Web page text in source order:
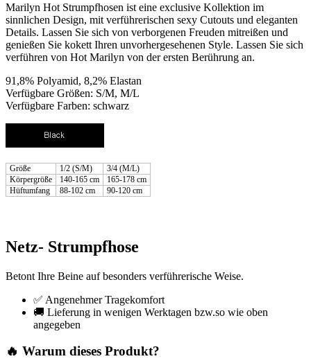
Marilyn Hot Strumpfhosen ist eine exclusive Kollektion im
sinnlichen Design, mit verführerischen sexy Cutouts und eleganten
Details. Lassen Sie sich von verborgenen Freuden mitreißen und
genießen Sie kokett Ihren unvorhergesehenen Style. Lassen Sie sich
verführen von Hot Marilyn von der ersten Berührung an.
91,8% Polyamid, 8,2% Elastan
Verfügbare Größen: S/M, M/L
Verfügbare Farben: schwarz
Größe 1/2 (S/M)
3/4 (M/L)
Körpergröße
140-165 cm
165-178 cm
Hüftumfang
88-102 cm 90-120 cm
Netz- Strumpfhose
Betont Ihre Beine auf besonders verführerische Weise.
✅ Angenehmer Tragekomfort
🚚 Lieferung in wenigen Werktagen bzw.so wie oben
angegeben
🔥 Warum dieses Produkt?